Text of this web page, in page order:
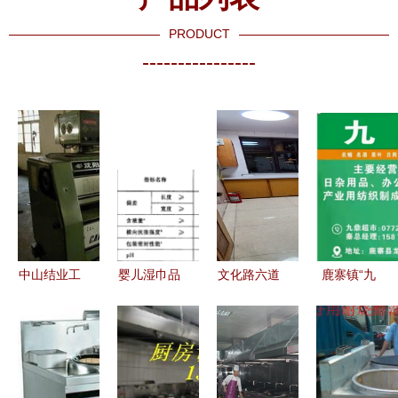
PRODUCT
----------------
中山结业工
评估与设备
回收服务
婴儿湿巾品
19款主流产
品全方位解
析，守护宝
文化路六道
具的选购与
搭配艺术
鹿寨镇“九
业 点燃集
体经济新引
擎，铺就乡